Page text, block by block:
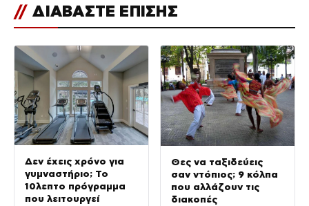
// ΔΙΑΒΑΣΤΕ ΕΠΙΣΗΣ
Δεν έχεις χρόνο για
γυμναστήριο; Το
10λεπτο πρόγραμμα
που λειτουργεί
Θες να ταξιδεύεις
σαν ντόπιος; 9 κόλπα
που αλλάζουν τις
διακοπές